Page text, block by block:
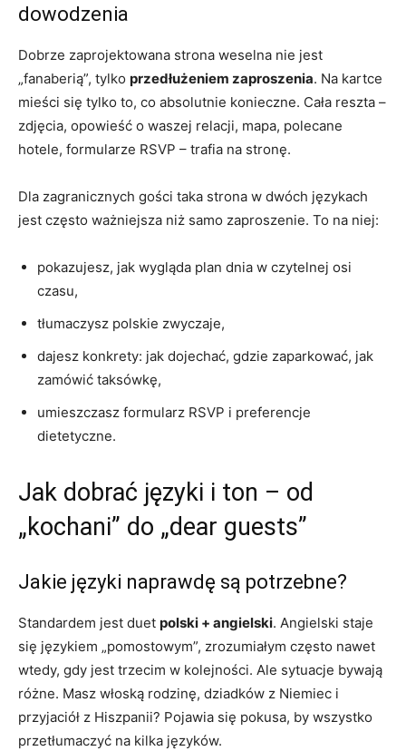
dowodzenia
Dobrze zaprojektowana strona weselna nie jest
„fanaberią”, tylko przedłużeniem zaproszenia. Na kartce
mieści się tylko to, co absolutnie konieczne. Cała reszta –
zdjęcia, opowieść o waszej relacji, mapa, polecane
hotele, formularze RSVP – trafia na stronę.
Dla zagranicznych gości taka strona w dwóch językach
jest często ważniejsza niż samo zaproszenie. To na niej:
pokazujesz, jak wygląda plan dnia w czytelnej osi
czasu,
tłumaczysz polskie zwyczaje,
dajesz konkrety: jak dojechać, gdzie zaparkować, jak
zamówić taksówkę,
umieszczasz formularz RSVP i preferencje
dietetyczne.
Jak dobrać języki i ton – od
„kochani” do „dear guests”
Jakie języki naprawdę są potrzebne?
Standardem jest duet polski + angielski. Angielski staje
się językiem „pomostowym”, zrozumiałym często nawet
wtedy, gdy jest trzecim w kolejności. Ale sytuacje bywają
różne. Masz włoską rodzinę, dziadków z Niemiec i
przyjaciół z Hiszpanii? Pojawia się pokusa, by wszystko
przetłumaczyć na kilka języków.